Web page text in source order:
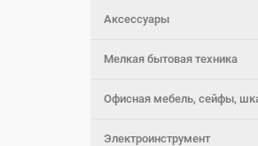
Аксессуары
Мелкая бытовая техника
Офисная мебель, сейфы,
Электроинструмент